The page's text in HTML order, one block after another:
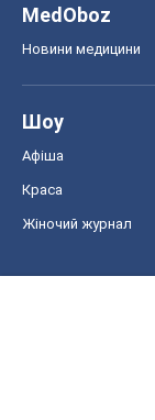
MedOboz
Новини медицини
Шоу
Афіша
Краса
Жіночий журнал